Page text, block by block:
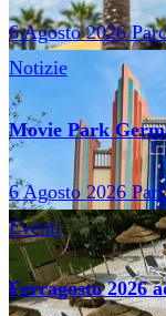
6 Agosto 2026
Notizie
Movie Park
6 Agosto 2026
Eventi
Ferragosto 2026